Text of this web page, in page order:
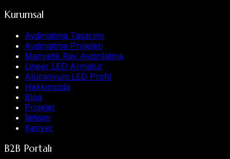
Kurumsal
Aydınlatma Tasarımı
Aydınlatma Projeleri
Manyetik Ray Aydınlatma
Lineer LED Armatür
Alüminyum LED Profil
Hakkımızda
Blog
Projeler
İletişim
Kariyer
B2B Portalı